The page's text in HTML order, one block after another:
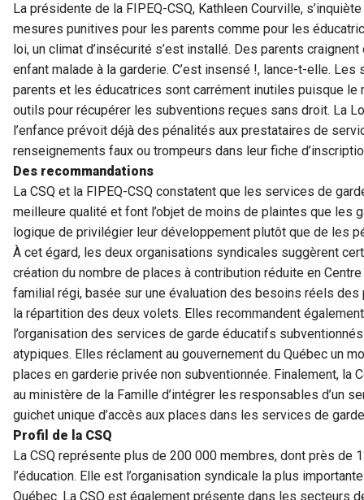
La présidente de la FIPEQ-CSQ, Kathleen Courville,
mesures punitives pour les parents comme pour les
loi, un climat d’insécurité s’est installé. Des parents
enfant malade à la garderie. C’est insensé !, lance-t-elle.
parents et les éducatrices sont carrément inutiles puisque
outils pour récupérer les subventions reçues sans droit. La
l’enfance prévoit déjà des pénalités aux prestataires de
renseignements faux ou trompeurs dans leur fiche
Des recommandations
La CSQ et la FIPEQ-CSQ constatent que les services de
meilleure qualité et font l’objet de moins de plaintes que les
logique de privilégier leur développement plutôt que de les
À cet égard, les deux organisations syndicales suggèrent
création du nombre de places à contribution réduite en
familial régi, basée sur une évaluation des besoins réels des
la répartition des deux volets. Elles recommandent
l’organisation des services de garde éducatifs
atypiques. Elles réclament au gouvernement du Québec un
places en garderie privée non subventionnée. Finalement, la
au ministère de la Famille d’intégrer les responsables d’un
guichet unique d’accès aux places dans les services de
Profil de la CSQ
La CSQ représente plus de 200 000 membres, dont près de
l’éducation. Elle est l’organisation syndicale la plus
Québec. La CSQ est également présente dans les secteurs